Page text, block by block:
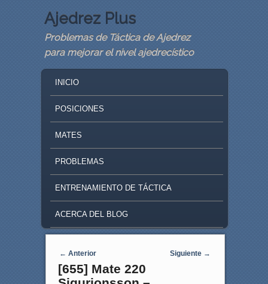
Ajedrez Plus
Problemas de Táctica de Ajedrez
para mejorar el nivel ajedrecístico
SKIP TO PRIMARY CONTENT
SKIP TO SECONDARY CONTENT
INICIO
POSICIONES
MATES
PROBLEMAS
ENTRENAMIENTO DE TÁCTICA
ACERCA DEL BLOG
Navegaci�n de entradas
← Anterior Siguiente →
[655] Mate 220